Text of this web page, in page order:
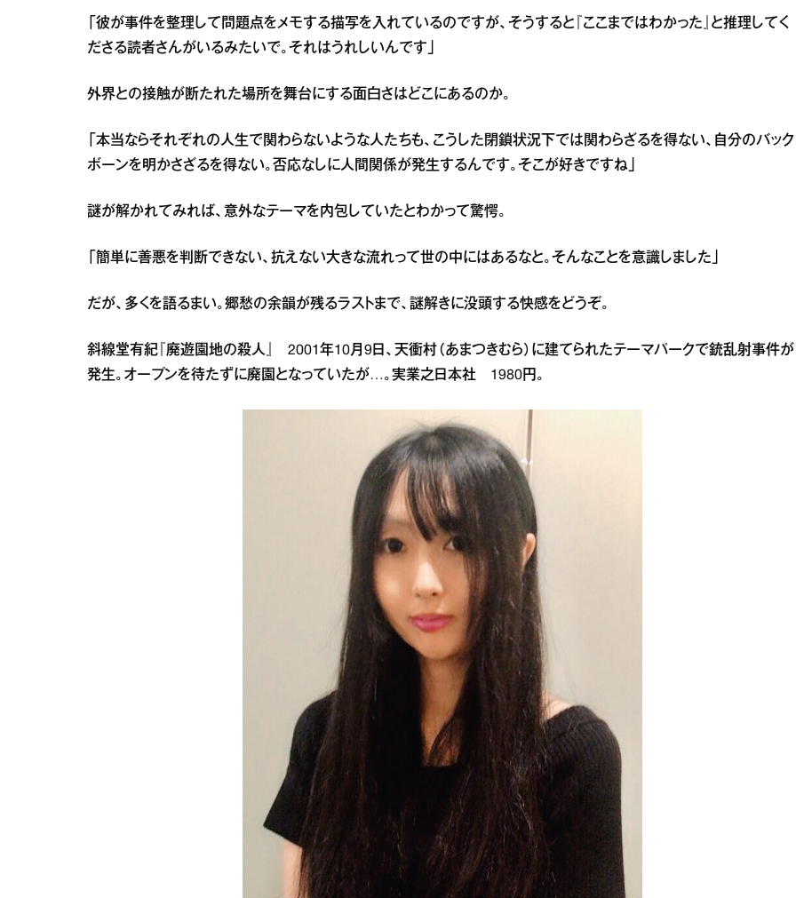
「彼が事件を整理して問題点をメモする描写を入れているのですが、そうすると『ここまではわかった』と推理してく
ださる読者さんがいるみたいで。それはうれしいんです」
外界との接触が断たれた場所を舞台にする面白さはどこにあるのか。
「本当ならそれぞれの人生で関わらないような人たちも、こうした閉鎖状況下では関わらざるを得ない、自分のバック
ボーンを明かさざるを得ない。否応なしに人間関係が発生するんです。そこが好きですね」
謎が解かれてみれば、意外なテーマを内包していたとわかって驚愕。
「簡単に善悪を判断できない、抗えない大きな流れって世の中にはあるなと。そんなことを意識しました」
だが、多くを語るまい。郷愁の余韻が残るラストまで、謎解きに没頭する快感をどうぞ。
斜線堂有紀『廃遊園地の殺人』 2001年10月9日、天衝村（あまつきむら）に建てられたテーマパークで銃乱射事件が
発生。オープンを待たずに廃園となっていたが…。実業之日本社 1980円。